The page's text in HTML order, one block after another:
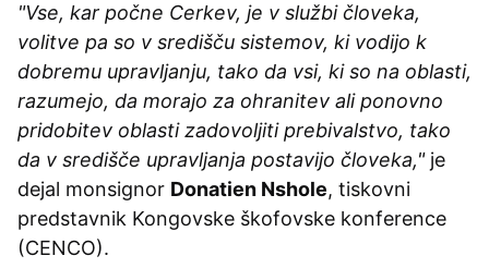
"Vse, kar počne Cerkev, je v službi človeka,
volitve pa so v središču sistemov, ki vodijo k
dobremu upravljanju, tako da vsi, ki so na oblasti,
razumejo, da morajo za ohranitev ali ponovno
pridobitev oblasti zadovoljiti prebivalstvo, tako
da v središče upravljanja postavijo človeka,"je
dejal monsignor Donatien Nshole, tiskovni
predstavnik Kongovske škofovske konference
(CENCO).